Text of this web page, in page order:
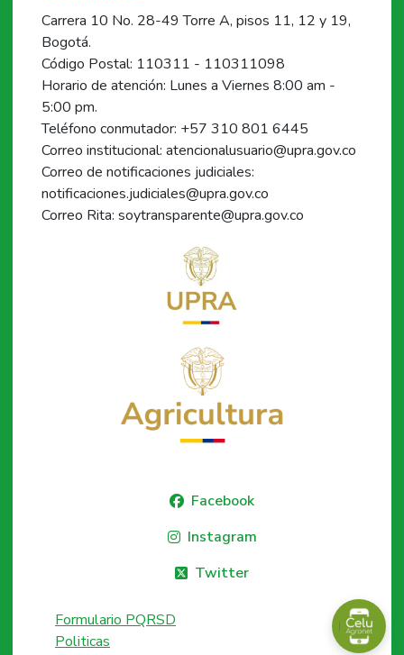
Carrera 10 No. 28-49 Torre A, pisos 11, 12 y 19,
Bogotá.
Código Postal: 110311 - 110311098
Horario de atención: Lunes a Viernes 8:00 am -
5:00 pm.
Teléfono conmutador: +57 310 801 6445
Correo institucional: atencionalusuario@upra.gov.co
Correo de notificaciones judiciales:
notificaciones.judiciales@upra.gov.co
Correo Rita: soytransparente@upra.gov.co
Facebook
Instagram
Twitter
Formulario PQRSD
Politicas